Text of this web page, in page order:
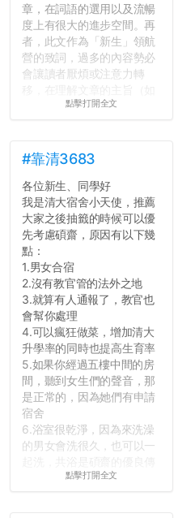
章，在詞語的選用以及流暢
度上有很大的進步空間。再
者，此文作為「新生」領航
營的致詞，過多的內容勢必
會讓讀者厭煩或注意力轉
果有的話）前就失去興趣。
的聲明一樣正式，但至少在
用字上多加留意。有些語句
用說的可能會引人發笑或多
聽幾句，但寫成文字時只會
讓人感到疲乏。
2. 文章主題不明
在學生會臉書的貼文中
可以看到，全篇文章以連字
符分為九段，各段可總結
為：
自我介紹
個人經歷（進入大學
前）
個人經歷（大一至
大...
點擊打開全文
#靠清3683
各位新生、同學好
我是清大宿舍小天使，推薦
大家之後抽籤的時候可以優
先考慮碩齋，原因有以下幾
點：
1.男女合宿
2.沒有教官管的法外之地
3.就算有人通報了，教官也
會幫你處理
4.可以瘋狂做菜，增加清大
升學率的同時也提高生育率
5.如果你經過五樓中間的房
間，聽到女生們的聲音，那
是正常的，因為她們有申請
宿舍
6.浴室很乾淨，因為來洗澡
的男女會洗很久，也可以一
點擊打開全文